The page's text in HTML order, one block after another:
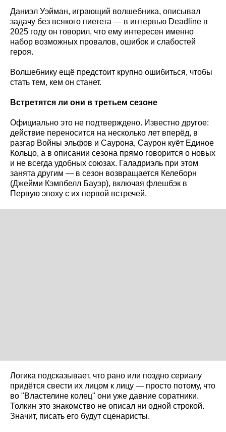
Даниэл Уэйман, играющий волшебника, описывал
задачу без всякого пиетета — в интервью Deadline в
2025 году он говорил, что ему интересен именно
набор возможных провалов, ошибок и слабостей
героя.
Волшебнику ещё предстоит крупно ошибиться, чтобы
стать тем, кем он станет.
Встретятся ли они в третьем сезоне
Официально это не подтверждено. Известно другое:
действие переносится на несколько лет вперёд, в
разгар Войны эльфов и Саурона, Саурон куёт Единое
Кольцо, а в описании сезона прямо говорится о новых
и не всегда удобных союзах. Галадриэль при этом
занята другим — в сезон возвращается Келеборн
(Джейми Кэмпбелл Бауэр), включая флешбэк в
Первую эпоху с их первой встречей.
Логика подсказывает, что рано или поздно сериалу
придётся свести их лицом к лицу — просто потому, что
во "Властелине колец" они уже давние соратники.
Толкин это знакомство не описал ни одной строкой.
Значит, писать его будут сценаристы.